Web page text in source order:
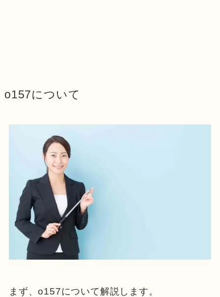
o157について
まず、o157について解説します。